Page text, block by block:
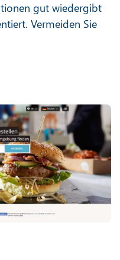
gut wiedergibt
Vermeiden Sie